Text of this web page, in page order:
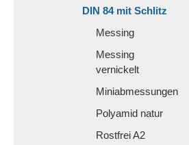
DIN 84 mit Schlitz
Messing
Messing
vernickelt
Miniabmessungen
Polyamid natur
Rostfrei A2